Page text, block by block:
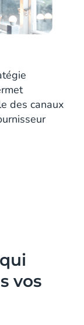
des canaux
vos